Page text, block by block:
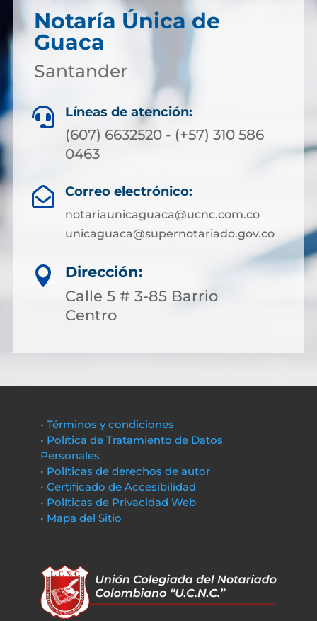
Notaría Única de
Guaca
Santander
 Líneas de atención:
(607) 6632520 - (+57) 310 586
0463
 Correo electrónico:
notariaunicaguaca@ucnc.com.co
unicaguaca@supernotariado.gov.co

Dirección:
Calle 5 # 3-85 Barrio
Centro
• Términos y condiciones
• Política de Tratamiento de Datos
Personales
• Políticas de derechos de autor
• Certificado de Accesibilidad
• Políticas de Privacidad Web
• Mapa del Sitio